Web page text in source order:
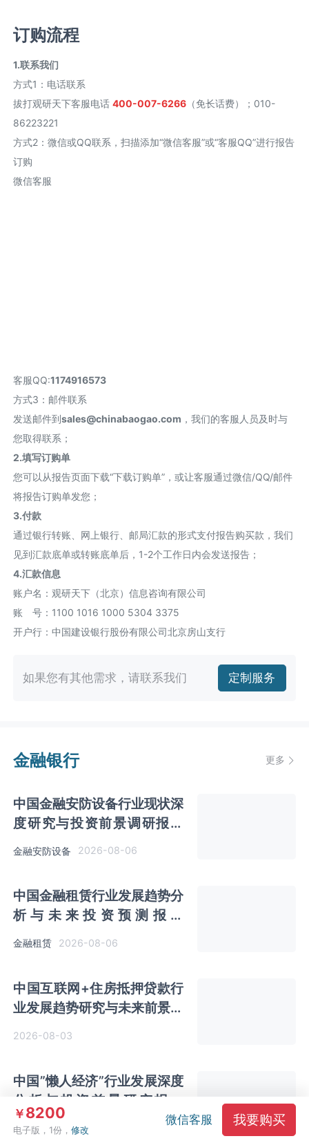
订购流程
1.联系我们
方式1 ： 电话联系
拔打观研天下客服电话400-007-6266 （免长话费）；010-
86223221
方式2 ：微信或QQ联系，扫描添加“微信客服”或“客服QQ”进行报告
订购
微信客服
客服QQ:1174916573
方式3：邮件联系
发送邮件到sales@chinabaogao.com ，我们的客服人员及时与
您取得联系；
2.填写订购单
您可以从报告页面下载“下载订购单”，或让客服通过微信/QQ/邮件
将报告订购单发您；
3.付款
通过银行转账、网上银行、邮局汇款的形式支付报告购买款，我们
见到汇款底单或转账底单后，1-2个工作日内会发送报告；
4.汇款信息
账户名：观研天下（北京）信息咨询有限公司
账 号：1100 1016 1000 5304 3375
开户行：中国建设银行股份有限公司北京房山支行
如果您有其他需求，请联系我们 定制服务
金融银行 更多
中国金融安防设备行业现状深
度研究与投资前景调研报告
金融安防设备 2026-08-06
中国金融租赁行业发展趋势分
析与未来投资预测报告
（2026-2033年）
金融租赁 2026-08-06
中国互联网+住房抵押贷款行
业发展趋势研究与未来前景预
2026-08-03
中国”懒人经济”行业发展深度
分析与投资前景研究报告
（2026-2033年）
2026-08-03
￥8200
电子版，1份，修改
微信客服 我要购买